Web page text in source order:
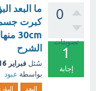
0
تصويتات
1
إجابة
ما البعد
كبرت
الشرح
سُئل فبراير 16
بواسطة عبود
البعد